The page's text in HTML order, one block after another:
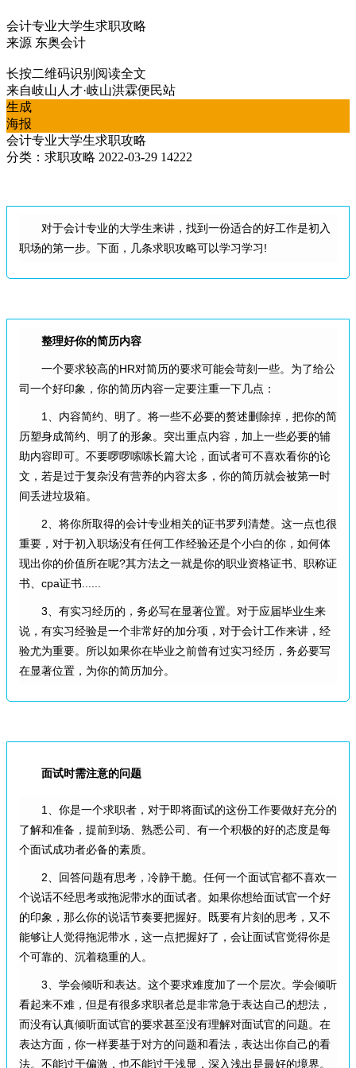
会计专业大学生求职攻略
来源 东奥会计
长按二维码识别阅读全文
来自岐山人才·岐山洪霖便民站
生成
海报
会计专业大学生求职攻略
分类：求职攻略 2022-03-29 14222
对于会计专业的大学生来讲，找到一份适合的好工作是初入
职场的第一步。下面，几条求职攻略可以学习学习!
整理好你的简历内容
一个要求较高的HR对简历的要求可能会苛刻一些。为了给公
司一个好印象，你的简历内容一定要注重一下几点：
1、内容简约、明了。将一些不必要的赘述删除掉，把你的简
历塑身成简约、明了的形象。突出重点内容，加上一些必要的辅
助内容即可。不要啰啰嗦嗦长篇大论，面试者可不喜欢看你的论
文，若是过于复杂没有营养的内容太多，你的简历就会被第一时
间丢进垃圾箱。
2、将你所取得的会计专业相关的证书罗列清楚。这一点也很
重要，对于初入职场没有任何工作经验还是个小白的你，如何体
现出你的价值所在呢?其方法之一就是你的职业资格证书、职称证
书、cpa证书......
3、有实习经历的，务必写在显著位置。对于应届毕业生来
说，有实习经验是一个非常好的加分项，对于会计工作来讲，经
验尤为重要。所以如果你在毕业之前曾有过实习经历，务必要写
在显著位置，为你的简历加分。
面试时需注意的问题
1、你是一个求职者，对于即将面试的这份工作要做好充分的
了解和准备，提前到场、熟悉公司、有一个积极的好的态度是每
个面试成功者必备的素质。
2、回答问题有思考，冷静干脆。任何一个面试官都不喜欢一
个说话不经思考或拖泥带水的面试者。如果你想给面试官一个好
的印象，那么你的说话节奏要把握好。既要有片刻的思考，又不
能够让人觉得拖泥带水，这一点把握好了，会让面试官觉得你是
个可靠的、沉着稳重的人。
3、学会倾听和表达。这个要求难度加了一个层次。学会倾听
看起来不难，但是有很多求职者总是非常急于表达自己的想法，
而没有认真倾听面试官的要求甚至没有理解对面试官的问题。在
表达方面，你一样要基于对方的问题和看法，表达出你自己的看
法。不能过于偏激，也不能过于浅显，深入浅出是最好的境界。